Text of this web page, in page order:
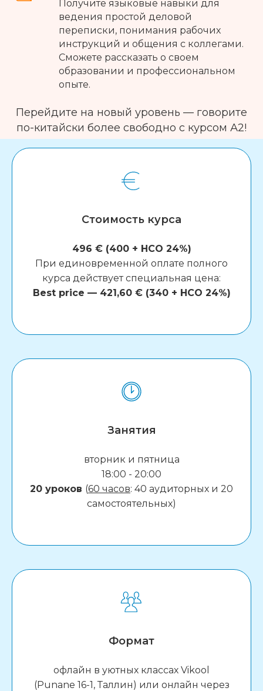
Получите языковые навыки для
ведения простой деловой
переписки, понимания рабочих
инструкций и общения с коллегами.
Сможете рассказать о своем
образовании и профессиональном
опыте.
Перейдите на новый уровень — говорите
по-китайски более свободно с курсом А2!
Стоимость курса
496 € (400 + НСО 24%)
При единовременной оплате полного
курса действует специальная цена:
Best price — 421,60 € (340 + НСО 24%)
Занятия
вторник и пятница
18:00 - 20:00
20 уроков (60 часов: 40 аудиторных и 20
самостоятельных)
Формат
офлайн в уютных классах Vikool
(Punane 16-1, Таллин) или онлайн через